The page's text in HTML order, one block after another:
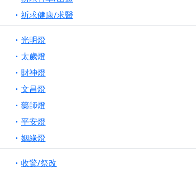
祈求健康/求醫
光明燈
太歲燈
財神燈
文昌燈
藥師燈
平安燈
姻緣燈
收驚/祭改